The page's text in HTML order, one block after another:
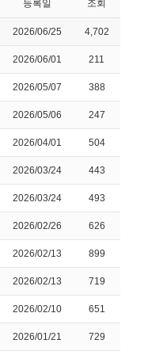
등록일 조회
2026/06/25 4,702
2026/06/01 211
2026/05/07 388
2026/05/06 247
2026/04/01 504
2026/03/24 443
2026/03/24 493
2026/02/26 626
2026/02/13 899
2026/02/13 719
2026/02/10 651
2026/01/21 729